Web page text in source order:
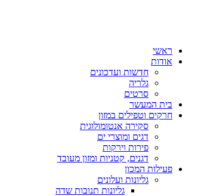
ראשי
אודות
חדשות ועדכונים
גלריה
סרטים
בית המעשר
חרקים וטפילים במזון
סקירה אנטומולוגית
דגים ומוצרי ים
פירות וירקות
דגנים, קטניות ומזון מעובד
פעילות המכון
גליונות ועלונים
גליונות תנובות שדה